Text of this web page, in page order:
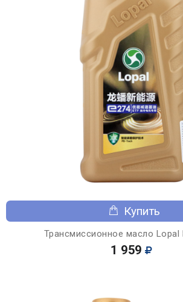
Купить
Трансмиссионное масло Lopal
1 959